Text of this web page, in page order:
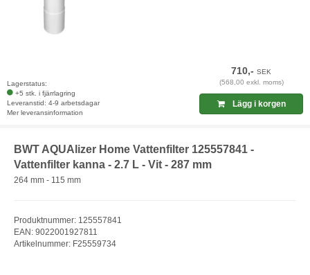
Lagerstatus:
+5 stk. i fjärrlagring
Leveranstid: 4-9 arbetsdagar
Mer leveransinformation
710,-SEK
(568,00 exkl. moms)
Lägg i korgen
BWT AQUAlizer Home Vattenfilter 125557841 -
Vattenfilter kanna - 2.7 L - Vit - 287 mm
264 mm - 115 mm
Produktnummer: 125557841
EAN: 9022001927811
Artikelnummer: F25559734